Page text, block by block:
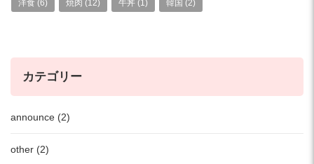
洋食 (6) 焼肉 (12) 牛丼 (1) 韓国 (2)
カテゴリー
announce (2)
other (2)